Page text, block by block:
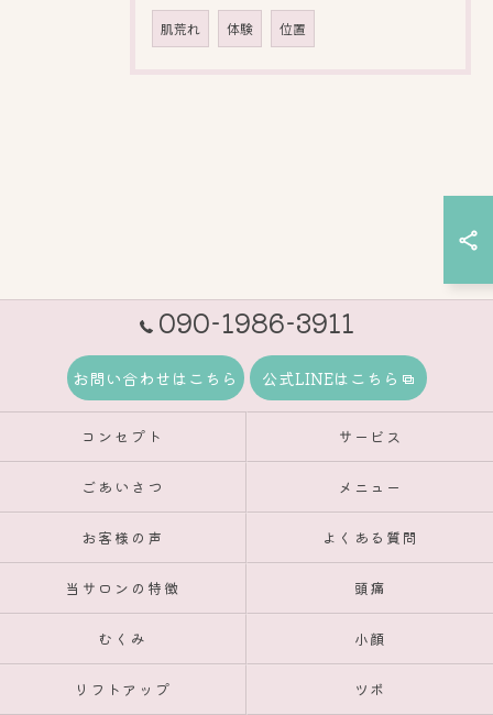
肌荒れ 体験 位置
090-1986-3911
お問い合わせはこちら 公式LINEはこちら
コンセプト サービス
ごあいさつ メニュー
お客様の声 よくある質問
当サロンの特徴 頭痛
むくみ 小顔
リフトアップ ツボ